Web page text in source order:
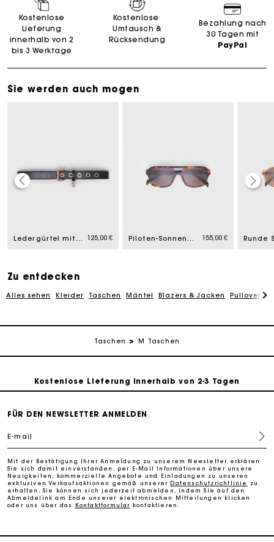
Kostenlose
Lieferung
innerhalb von 2
bis 3 Werktage
Kostenlose
Umtausch &
Rücksendung
Bezahlung nach
30 Tagen mit
PayPal
Sie werden auch mogen
Ledergürtel mit Miss M-Schnalle 125,00 € Piloten-Sonnenbrille 155,00 €
Zu entdecken
Alles sehen Kleider Taschen Mäntel Blazers & Jacken Pullover &
Taschen M Taschen
Kostenlose Lieferung innerhalb von 2-3 Tagen
PayPal - Bezahlung nach 30 Tagen
Die Maje-Geschenkkarte: Die beste Möglichkeit, das
Kostenlose Lieferung innerhalb von 2-3 Tagen
PayPal - Bezahlung nach 30 Tagen
Kostenlose Umtausch & Rücksendung
Die Maje-Geschenkkarte: Die beste Möglichkeit, das
perfekte Geschenk zu machen
FÜR DEN NEWSLETTER ANMELDEN
E-mail
Mit der Bestätigung Ihrer Anmeldung zu unserem Newsletter erklären
Sie sich damit einverstanden, per E-Mail Informationen über unsere
Neuigkeiten, kommerzielle Angebote und Einladungen zu unseren
exklusiven Verkaufsaktionen gemäß unserer Datenschutzrichtlinie
zu
erhalten. Sie können sich jederzeit abmelden, indem Sie auf den
Abmeldelink am Ende unserer elektronischen Mitteilungen klicken
oder uns über das
Kontaktformular kontaktieren.